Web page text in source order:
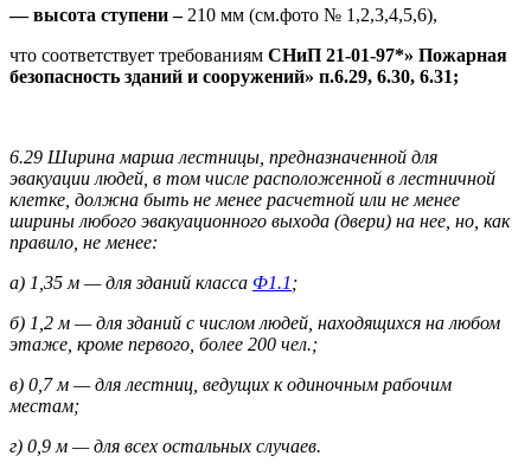
— высота ступени – 210 мм (см.фото № 1,2,3,4,5,6),
что соответствует требованиям СНиП 21-01-97*» Пожарная
безопасность зданий и сооружений» п.6.29, 6.30, 6.31;
6.29 Ширина марша лестницы, предназначенной для
эвакуации людей, в том числе расположенной в лестничной
клетке, должна быть не менее расчетной или не менее
ширины любого эвакуационного выхода (двери) на нее, но, как
правило, не менее:
а) 1,35 м — для зданий класса Ф1.1 ;
б) 1,2 м — для зданий с числом людей, находящихся на любом
этаже, кроме первого, более 200 чел.;
в) 0,7 м — для лестниц, ведущих к одиночным рабочим
местам;
г) 0,9 м — для всех остальных случаев.